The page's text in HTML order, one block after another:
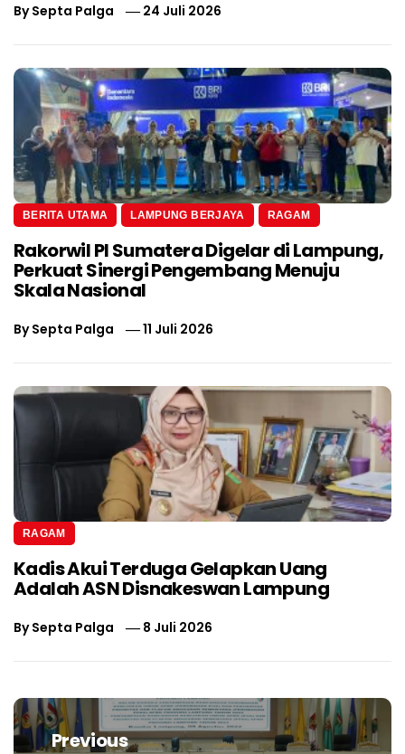
BySepta Palga 24 Juli 2026
BERITA UTAMA LAMPUNG BERJAYA RAGAM
Rakorwil PI Sumatera Digelar di Lampung,
Perkuat Sinergi Pengembang Menuju
Skala Nasional
BySepta Palga 11 Juli 2026
RAGAM
Kadis Akui Terduga Gelapkan Uang
Adalah ASN Disnakeswan Lampung
BySepta Palga 8 Juli 2026
Navigasi
posPrevious